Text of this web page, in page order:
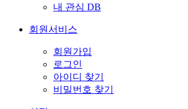
내 관심 DB
회원서비스
회원가입
로그인
아이디 찾기
비밀번호 찾기